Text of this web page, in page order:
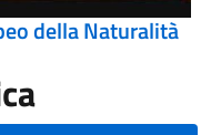
della Naturalità